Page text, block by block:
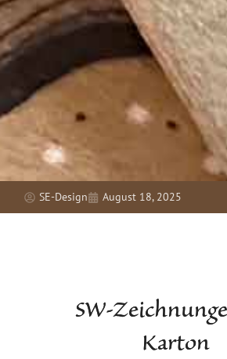
SE-Design August 18, 2025
SW-
Karton